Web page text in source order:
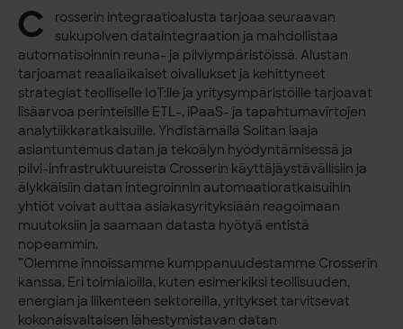
C
rosserin integraatioalusta tarjoaa seuraavan
sukupolven dataintegraation ja mahdollistaa
automatisoinnin reuna- ja pilviympäristöissä. Alustan
tarjoamat reaaliaikaiset oivallukset ja kehittyneet
strategiat teolliselle IoT:lle ja yritysympäristöille tarjoavat
lisäarvoa perinteisille ETL-, iPaaS- ja tapahtumavirtojen
analytiikkaratkaisuille. Yhdistämällä Solitan laaja
asiantuntemus datan ja tekoälyn hyödyntämisessä ja
pilvi-infrastruktuureista Crosserin käyttäjäystävällisiin ja
älykkäisiin datan integroinnin automaatioratkaisuihin
yhtiöt voivat auttaa asiakasyrityksiään reagoimaan
muutoksiin ja saamaan datasta hyötyä entistä
nopeammin.
”Olemme innoissamme kumppanuudestamme Crosserin
kanssa. Eri toimialoilla, kuten esimerkiksi teollisuuden,
energian ja liikenteen sektoreilla, yritykset tarvitsevat
kokonaisvaltaisen lähestymistavan datan